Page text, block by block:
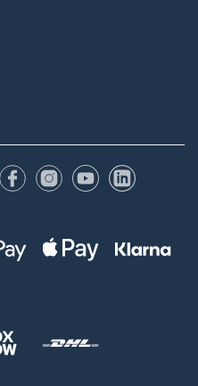
FacebookInstagram
YouTubeLinkedIn